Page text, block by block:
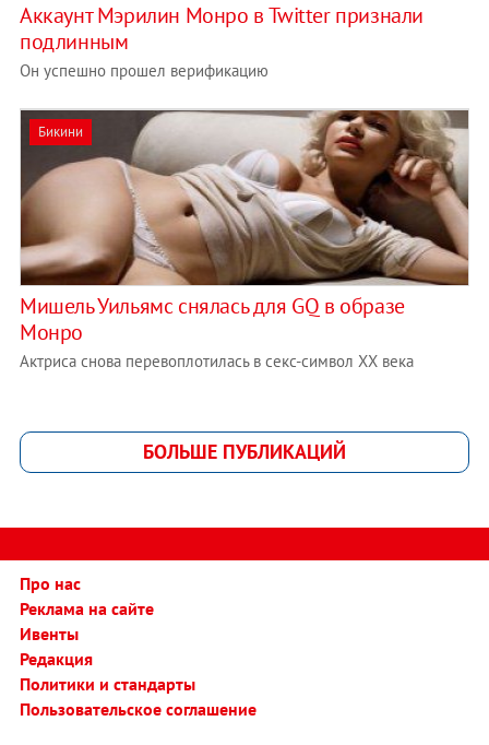
Аккаунт Мэрилин Монро в Twitter признали
подлинным
Он успешно прошел верификацию
Бикини
Мишель Уильямс снялась для GQ в образе
Монро
Актриса снова перевоплотилась в секс-символ ХХ века
БОЛЬШЕ ПУБЛИКАЦИЙ
Про нас
Реклама на сайте
Ивенты
Редакция
Политики и стандарты
Пользовательское соглашение